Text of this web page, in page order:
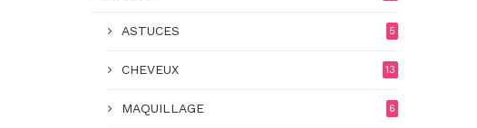
ASTUCES 5
CHEVEUX 13
MAQUILLAGE 6